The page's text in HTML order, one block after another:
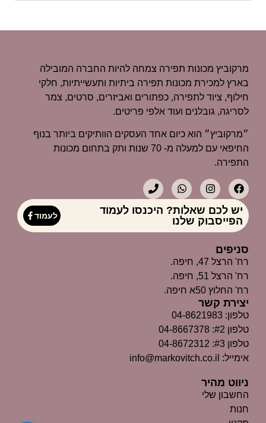
מרקוביץ מכונות תפירה צמחה להיות החברה המובילה
בארץ למכירת מכונות תפירה ביתיות ותעשייתיות, חלקי
חילוף, ציוד לתפירה, כפתורים ואביזרים, סרטים, צמר
לסריגה, גובלנים ועוד אלפי פריטים.
״מרקוביץ״ הוא כיום אחד העסקים הוותיקים ביותר בנוף
החיפאי עם למעלה מ- 70 שנות ותק בתחום מכונות
התפירה.
יש לכם שאלות? היכנסו לעמוד
הפייסבוק שלנו
לעמוד
ניווט מהיר
החשבון שלי
חנות
סניפים
רח' הרצל 47, חיפה.
רח' הרצל 51, חיפה.
רח' החלוץ 50א חיפה.
יצירת קשר
טלפון: 04-8621983
טלפון #2: 04-8667378
טלפון #3: 04-8672312
אימייל: info@markovitch.co.il